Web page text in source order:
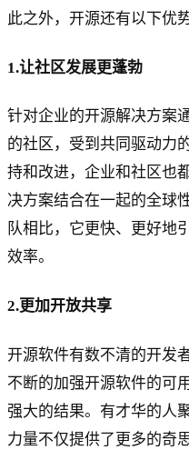
此之外，开源还有以下优势
1.让社区发展更蓬勃
针对企业的开源解决方案
的社区，受到共同驱动力
持和改进，企业和社区也
决方案结合在一起的全球
队相比，它更快、更好地
效率。
2.更加开放共享
开源软件有数不清的开发
不断的加强开源软件的可
强大的结果。有才华的人
力量不仅提供了更多的奇